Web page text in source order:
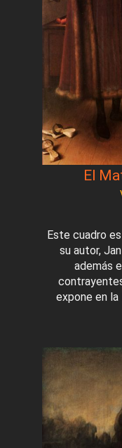
El
Este cuadro
su autor,
además
expone en la